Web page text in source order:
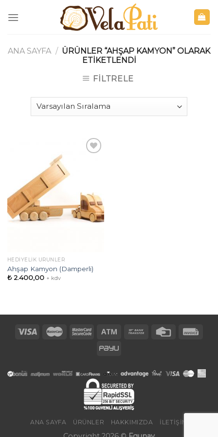
ANA SAYFA / ÜRÜNLER “AHŞAP KAMYON” OLARAK
ETIKETLENDI
FILTRELE
HEDIYELIK ÜRÜNLER
Ahşap Kamyon (Damperli)
₺2.400,00 + kdv
ANA SAYFA ÜRÜNLER HAKKIMIZDA İLETIŞIM